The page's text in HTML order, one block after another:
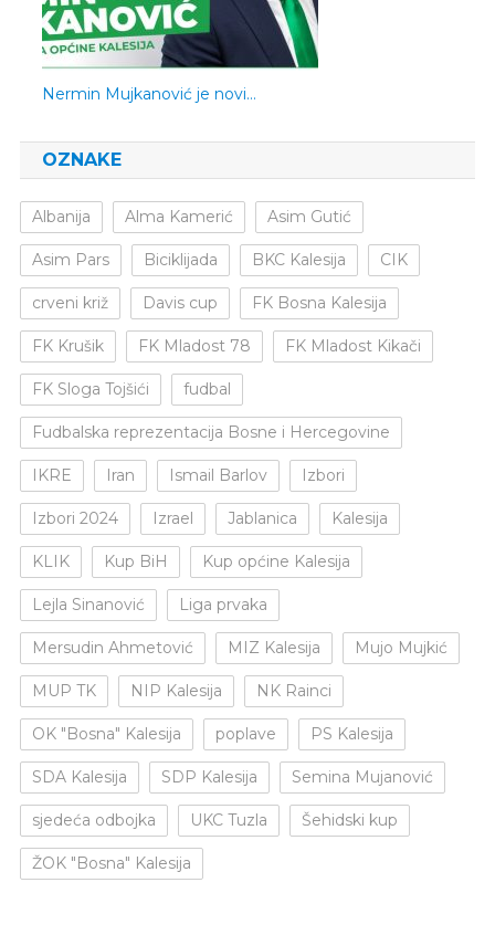
Nermin Mujkanović je novi…
OZNAKE
Albanija Alma Kamerić Asim Gutić
Asim Pars Biciklijada BKC Kalesija CIK
crveni križ Davis cup FK Bosna Kalesija
FK Krušik FK Mladost 78 FK Mladost Kikači
FK Sloga Tojšići fudbal
Fudbalska reprezentacija Bosne i Hercegovine
IKRE Iran Ismail Barlov Izbori
Izbori 2024 Izrael Jablanica Kalesija
KLIK Kup BiH Kup općine Kalesija
Lejla Sinanović Liga prvaka
Mersudin Ahmetović MIZ Kalesija Mujo Mujkić
MUP TK NIP Kalesija NK Rainci
OK "Bosna" Kalesija poplave PS Kalesija
SDA Kalesija SDP Kalesija Semina Mujanović
sjedeća odbojka UKC Tuzla Šehidski kup
ŽOK "Bosna" Kalesija